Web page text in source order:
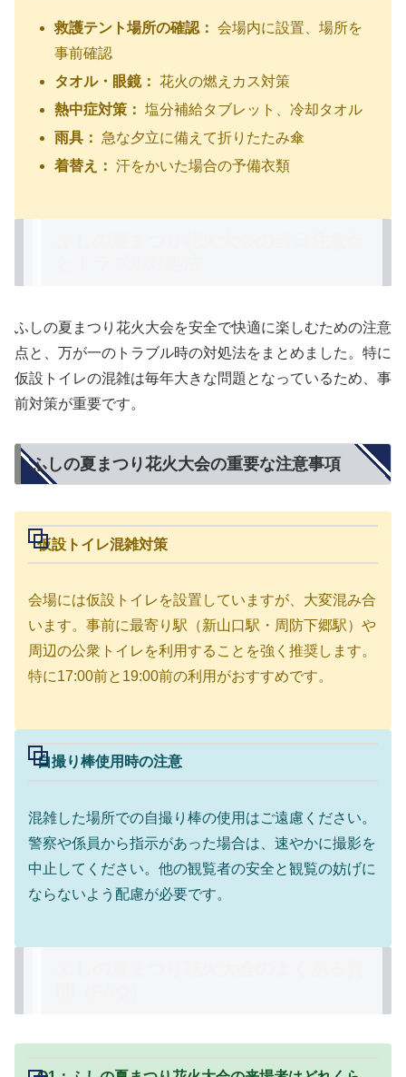
救護テント場所の確認： 会場内に設置、場所を
事前確認
タオル・眼鏡： 花火の燃えカス対策
熱中症対策： 塩分補給タブレット、冷却タオル
雨具：
急な夕立に備えて折りたたみ傘
着替え： 汗をかいた場合の予備衣類
ふしの夏まつり花火大会を安全で快適に楽しむための注意
点と、万が一のトラブル時の対処法をまとめました。特に
仮設トイレの混雑は毎年大きな問題となっているため、事
前対策が重要です。
ふしの夏まつり花火大会の重要な注意事項
仮設トイレ混雑対策
会場には仮設トイレを設置していますが、 大変混み合
います。事前に最寄り駅（新山口駅・周防下郷駅）や
周辺の公衆トイレを利用することを強く推奨します。
特に17:00前と19:00前の利用がおすすめです。
自撮り棒使用時の注意
混雑した場所での自撮り棒の使用はご遠慮ください。
警察や係員から指示があった場合は、速やかに撮影を
中止してください。他の観覧者の安全と観覧の妨げに
ならないよう配慮が必要です。